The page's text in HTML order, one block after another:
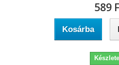
589
Kosárba